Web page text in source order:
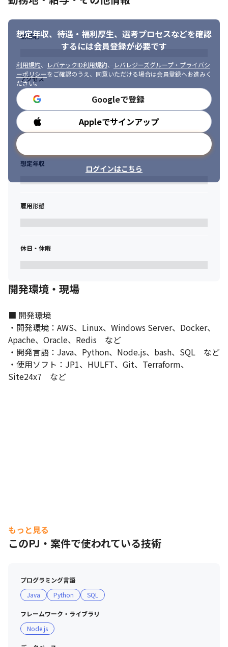
■ 求める人物像
・自己成長のためチャレンジの機会が欲しい方
・より上流工程から物事を考え、本質的な仕事がしたい方
・風通し良く、互いに意見を言い合える環境で切磋琢磨したい方
・自身の携わったシステム、サービスがユーザーのためになって
いる実感が欲しい方
想定年収、待遇・福利厚生、 選考プロセスなどを確認
するには会員登録が必要です
利用規約、 レバテックID利用規約、
レバレジーズグループ・プライバシ
ーポリシーをご確認のうえ、同意いただける場合は会員登録へお進みく
ださい。
Googleで登録
Appleでサインアップ
ログインはこちら
勤務地
アクセス
勤務時間
想定年収
雇用形態
休日・休暇
開発環境・現場
■ 開発環境
・開発環境：AWS、Linux、Windows Server、Docker、
Apache、Oracle、Redis　など
・開発言語：Java、Python、Node.js、bash、SQL　など
・使用ソフト：JP1、HULFT、Git、Terraform、
Site24x7　など
もっと見る
このPJ・案件で使われている技術
プログラミング言語
Java
Python SQL
フレームワーク・ライブラリ
Node.js